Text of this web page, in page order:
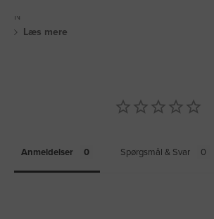
N
Læs mere
Anmeldelser Spørgsmål & Svar